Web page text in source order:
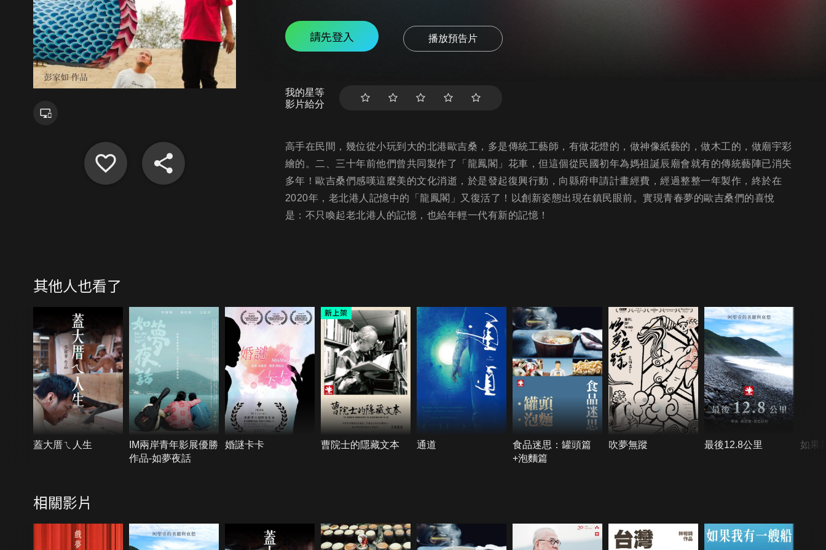
請先登入 播放預告片
我的星等
影片給分
高手在民間，幾位從小玩到大的北港歐吉桑，多是傳統工藝師，有做花燈的，做神像紙藝的，做木工的，做廟宇彩
繪的。二、三十年前他們曾共同製作了「龍鳳閣」花車，但這個從民國初年為媽祖誕辰廟會就有的傳統藝陣已消失
多年！歐吉桑們感嘆這麼美的文化消逝，於是發起復興行動，向縣府申請計畫經費，經過整整一年製作，終於在
2020年，老北港人記憶中的「龍鳳閣」又復活了！以創新姿態出現在鎮民眼前。實現青春夢的歐吉桑們的喜悅
是：不只喚起老北港人的記憶，也給年輕一代有新的記憶！
其他人也看了
蓋大厝ㄟ人生
IM兩岸青年影展優勝
作品-如夢夜話
婚謎卡卡 曹院士的隱藏文本 通道
食品迷思：罐頭篇
+泡麵篇
吹夢無蹤 最後12.8公里 如果
相關影片